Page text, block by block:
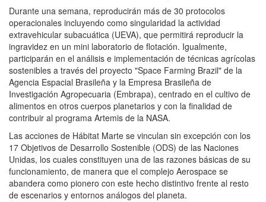
Durante una semana, reproducirán más de 30 protocolos
operacionales incluyendo como singularidad la actividad
extravehicular subacuática (UEVA), que permitirá reproducir la
ingravidez en un mini laboratorio de flotación. Igualmente,
participarán en el análisis e implementación de técnicas agrícolas
sostenibles a través del proyecto "Space Farming Brazil" de la
Agencia Espacial Brasileña y la Empresa Brasileña de
Investigación Agropecuaria (Embrapa), centrado en el cultivo de
alimentos en otros cuerpos planetarios y con la finalidad de
contribuir al programa Artemis de la NASA.
Las acciones de Hábitat Marte se vinculan sin excepción con los
17 Objetivos de Desarrollo Sostenible (ODS) de las Naciones
Unidas, los cuales constituyen una de las razones básicas de su
funcionamiento, de manera que el complejo Aerospace se
abandera como pionero con este hecho distintivo frente al resto
de escenarios y entornos análogos del planeta.